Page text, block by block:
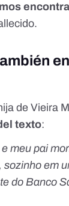
de Vieira
texto:
meu pai
em
do Banco